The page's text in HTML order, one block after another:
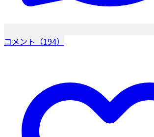
コメント（194）